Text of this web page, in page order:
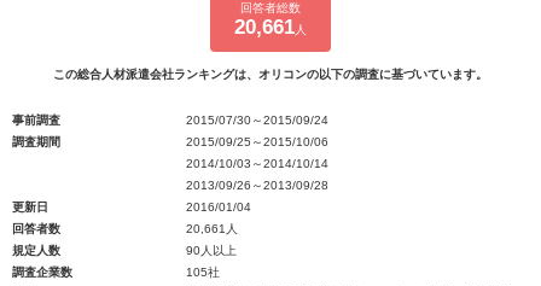
回答者総数
20,661 人
この総合人材派遣会社ランキングは、オリコンの以下の調査に基づいています。
事前調査
2015/07/30～2015/09/24
調査期間
2015/09/25～2015/10/06
2014/10/03～2014/10/14
2013/09/26～2013/09/28
更新日
2016/01/04
回答者数
20,661人
規定人数
90人以上
調査企業数
105社